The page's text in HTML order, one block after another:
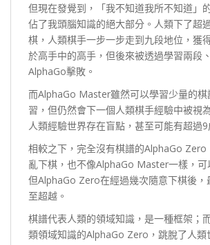
但現在發覺到，「我不知道我所不知道」
佔了我頭腦知識的絕大部分。人類下了超
棋，人類棋手一步一步走到九段地位，獲
於高手中的高手，但後來被透過學習兩段
AlphaGo擊敗。
而AlphaGo Master雖然可以學習少量的棋
習，但仍然會下一個人類棋手經驗中被視
人類經驗世界存在盲點，甚至可能有超過9
相較之下，完全沒有棋譜的AlphaGo Zero
亂下棋，也不像AlphaGo Master一樣，可
但AlphaGo Zero在經過幾次隨意下棋後，
至超越。
棋譜代表人類的領域知識，是一種框架；
類領域知識的AlphaGo Zero，跳脫了人類